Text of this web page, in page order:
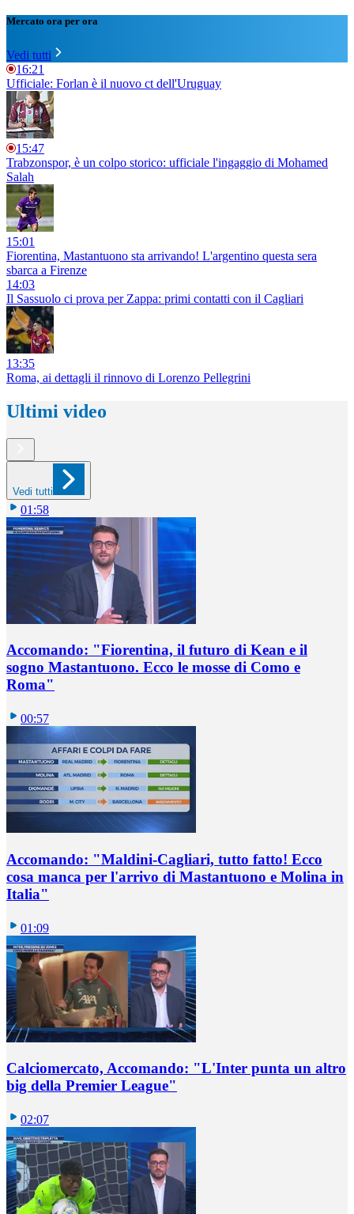
Mercato ora per ora
Vedi tutti
16:21
Ufficiale: Forlan è il nuovo ct dell'Uruguay
15:47
Trabzonspor, è un colpo storico: ufficiale l'ingaggio di Mohamed
Salah
15:01
Fiorentina, Mastantuono sta arrivando! L'argentino questa sera
sbarca a Firenze
14:03
Il Sassuolo ci prova per Zappa: primi contatti con il Cagliari
13:35
Roma, ai dettagli il rinnovo di Lorenzo Pellegrini
Ultimi video
Vedi tutti
01:58
Accomando: "Fiorentina, il futuro di Kean e il
sogno Mastantuono. Ecco le mosse di Como e
Roma"
00:57
Accomando: "Maldini-Cagliari, tutto fatto! Ecco
cosa manca per l'arrivo di Mastantuono e Molina in
Italia"
01:09
Calciomercato, Accomando: "L'Inter punta un altro
big della Premier League"
02:07